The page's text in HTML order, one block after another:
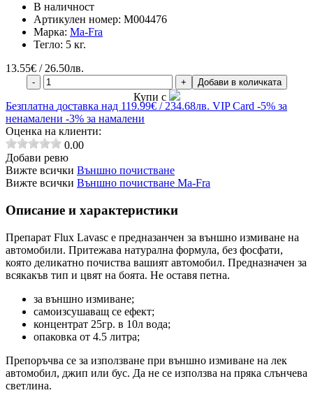
В наличност
Артикулен номер: M004476
Марка: Ma-Fra
Тегло: 5 кг.
13.55€ / 26.50лв.
- + Добави в количката
Купи с
Безплатна доставка над 119.99€ / 234.68лв. VIP Card -5% за
ненамалени -3% за намалени
Оценка на клиенти:
0.00
Добави ревю
Вижте всички Външно почистване
Вижте всички Външно почистване Ma-Fra
Описание и характеристики
Препарат Flux Lavasc e предназанчен за външно измиване на
автомобили. Притежава натурална формула, без фосфати,
която деликатно почиства вашият автомобил. Предназначен за
всякакъв тип и цвят на боята. Не оставя петна.
за външно измиване;
самоизсушаващ се ефект;
концентрат 25гр. в 10л вода;
опаковка от 4.5 литра;
Препоръчва се за използване при външно измиване на лек
автомобил, джип или бус. Да не се използва на пряка слънчева
светлина.